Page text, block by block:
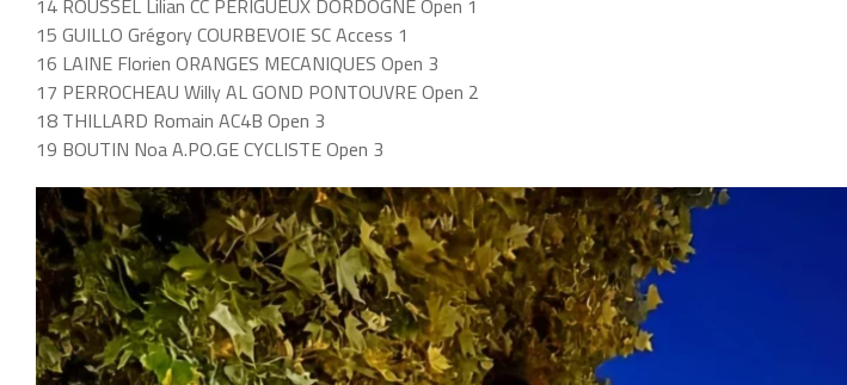
14 ROUSSEL Lilian CC PERIGUEUX DORDOGNE Open 1
15 GUILLO Grégory COURBEVOIE SC Access 1
16 LAINE Florien ORANGES MECANIQUES Open 3
17 PERROCHEAU Willy AL GOND PONTOUVRE Open 2
18 THILLARD Romain AC4B Open 3
19 BOUTIN Noa A.PO.GE CYCLISTE Open 3